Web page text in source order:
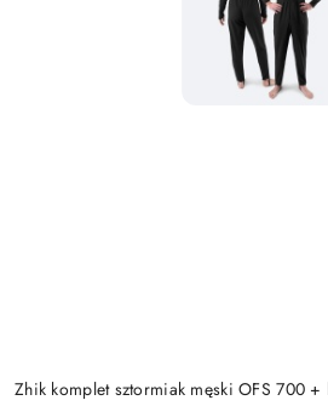
Zhik komplet sztormiak męski OFS 700